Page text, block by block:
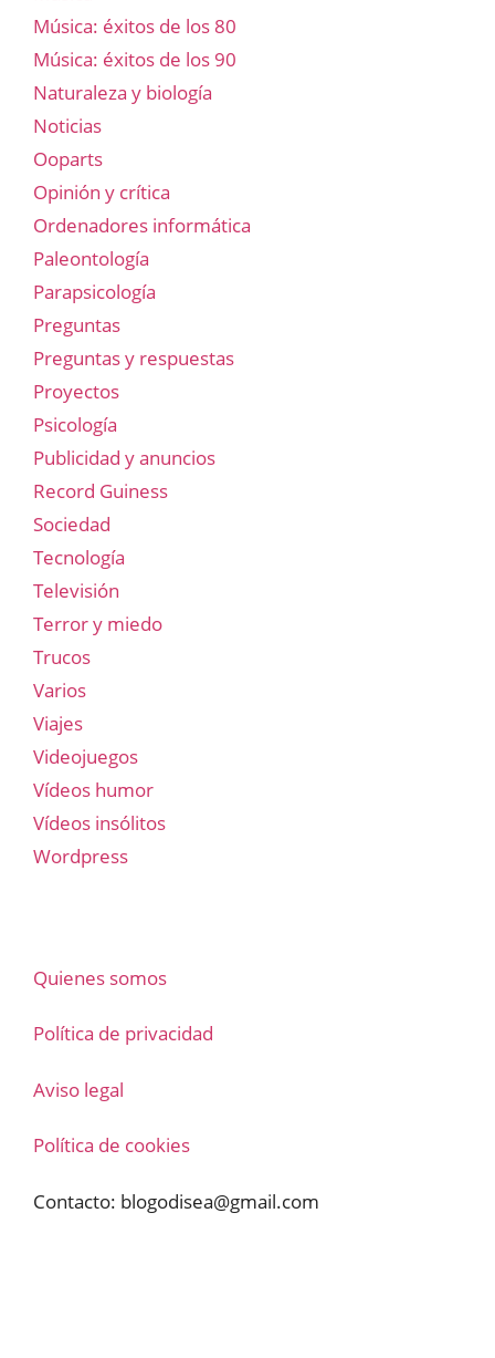
Música: éxitos de los 80
Música: éxitos de los 90
Naturaleza y biología
Noticias
Ooparts
Opinión y crítica
Ordenadores informática
Paleontología
Parapsicología
Preguntas
Preguntas y respuestas
Proyectos
Psicología
Publicidad y anuncios
Record Guiness
Sociedad
Tecnología
Televisión
Terror y miedo
Trucos
Varios
Viajes
Videojuegos
Vídeos humor
Vídeos insólitos
Wordpress
Quienes somos
Política de privacidad
Aviso legal
Política de cookies
Contacto: blogodisea@gmail.com